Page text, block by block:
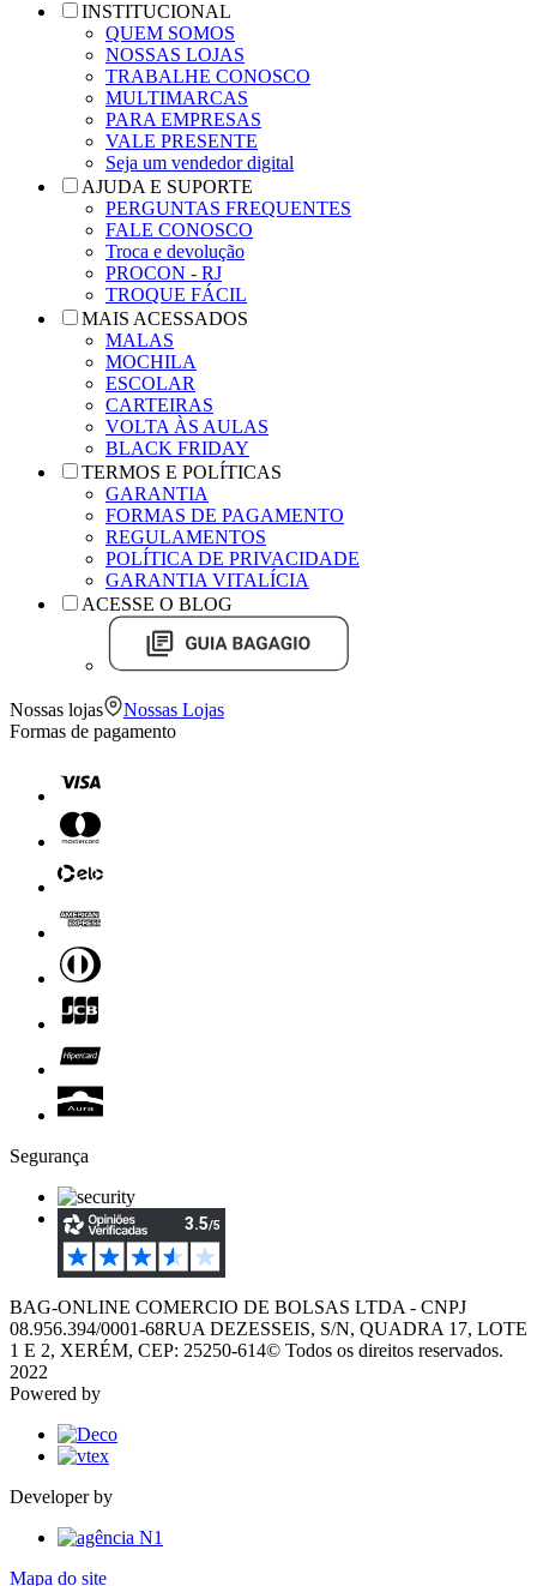
INSTITUCIONAL
QUEM SOMOS
NOSSAS LOJAS
TRABALHE CONOSCO
MULTIMARCAS
PARA EMPRESAS
VALE PRESENTE
Seja um vendedor digital
AJUDA E SUPORTE
PERGUNTAS FREQUENTES
FALE CONOSCO
Troca e devolução
PROCON - RJ
TROQUE FÁCIL
MAIS ACESSADOS
MALAS
MOCHILA
ESCOLAR
CARTEIRAS
VOLTA ÀS AULAS
BLACK FRIDAY
TERMOS E POLÍTICAS
GARANTIA
FORMAS DE PAGAMENTO
REGULAMENTOS
POLÍTICA DE PRIVACIDADE
GARANTIA VITALÍCIA
ACESSE O BLOG
Nossas lojas
Nossas Lojas
Formas de pagamento
Segurança
BAG-ONLINE COMERCIO DE BOLSAS LTDA - CNPJ
08.956.394/0001-68RUA DEZESSEIS, S/N, QUADRA 17, LOTE
1 E 2, XERÉM, CEP: 25250-614© Todos os direitos reservados.
2022
Powered by
Developer by
Mapa do site